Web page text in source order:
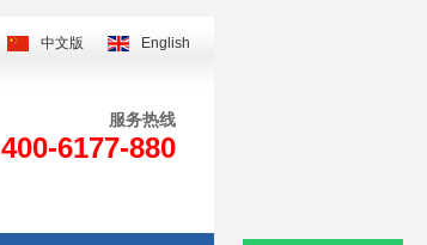
中文版 English
服务热线
400-6177-880